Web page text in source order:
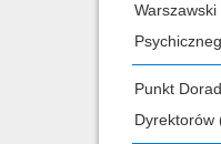
Punkt
Dyrektorów